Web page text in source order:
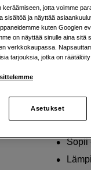
Artikkeli:
Sopii
keräämiseen, jotta voimme
sisältöä ja näyttää
kuten Googlen
on näyttää sinulle aina
verkkokaupassa.
tarjouksia, jotka on
Asetukset